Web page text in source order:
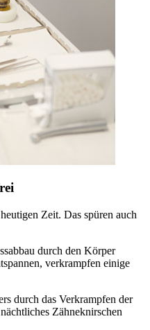
Zeit. Das spüren auch
durch den Körper
verkrampfen einige
durch das Verkrampfen der
Zähneknirschen